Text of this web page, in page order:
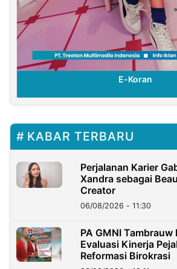
E-Koran
KABAR TERBARU
Perjalanan Karier
Xandra sebagai
Creator
06/08/2026 - 11:30
PA GMNI
Evaluasi Kinerja
Reformasi Birokrasi